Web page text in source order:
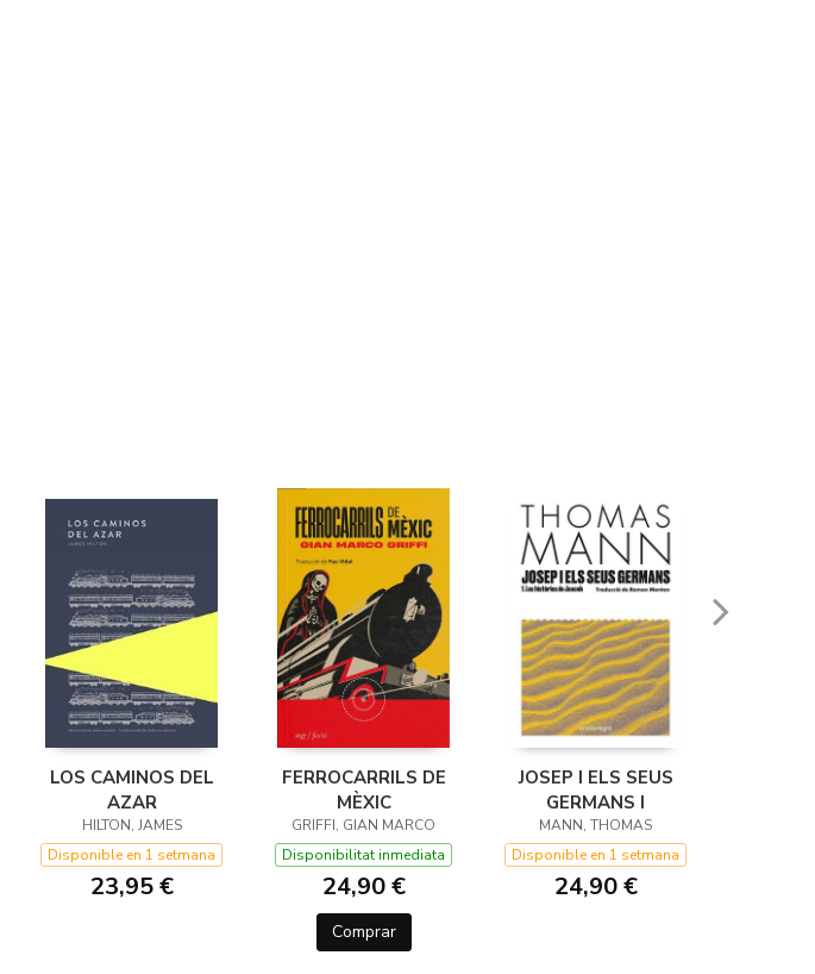
LOS CAMINOS DEL
AZAR
HILTON, JAMES
Disponible en 1 setmana
23,95 €
FERROCARRILS DE
MÈXIC
GRIFFI, GIAN MARCO
Disponibilitat inmediata
24,90 €
Comprar
JOSEP I ELS SEUS
GERMANS I
MANN, THOMAS
Disponible en 1 setmana
24,90 €